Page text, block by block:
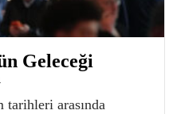
Geleceği
tarihleri arasında